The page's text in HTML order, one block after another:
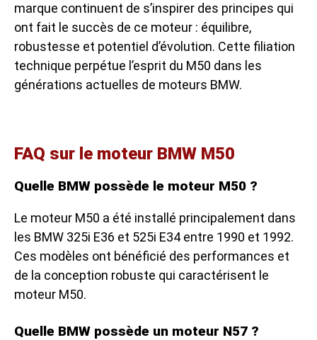
marque continuent de s’inspirer des principes qui
ont fait le succès de ce moteur : équilibre,
robustesse et potentiel d’évolution. Cette filiation
technique perpétue l’esprit du M50 dans les
générations actuelles de moteurs BMW.
FAQ sur le moteur BMW M50
Quelle BMW possède le moteur M50 ?
Le moteur M50 a été installé principalement dans
les BMW 325i E36 et 525i E34 entre 1990 et 1992.
Ces modèles ont bénéficié des performances et
de la conception robuste qui caractérisent le
moteur M50.
Quelle BMW possède un moteur N57 ?